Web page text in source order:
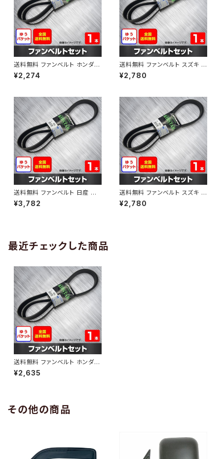
送料無料 ファンベルト ホンダ フ
ィット 型式GE6 H19.10～H25.
09 （国内トップメーカー） 1本 H
¥2,274
送料無料 ファンベルト スズキ ス
ペーシア 型式MK32S H25.03
～H30.02 （国内トップメーカ
¥2,780
送料無料 ファンベルト 日産 キ
ューブ 型式Z12 H20.11～H24.
10 （国内トップメーカー） 1本 H
¥3,782
送料無料 ファンベルト スズキ ワ
ゴンR 型式MH34S H24.09～
H29.02 （国内トップメーカー）
¥2,780
最近チェックした商品
送料無料 ファンベルト ホンダ フ
ィット 型式GK4 H25.09～ （国
内トップメーカー） 1本 HAB-02
¥2,635
その他の商品